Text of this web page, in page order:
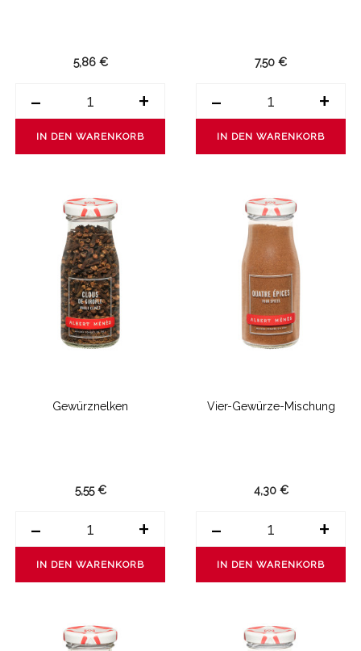
5,86 €
- +
IN DEN WARENKORB
7,50 €
- +
IN DEN WARENKORB
Gewürznelken
5,55 €
- +
IN DEN WARENKORB
Vier-Gewürze-Mischung
4,30 €
- +
IN DEN WARENKORB